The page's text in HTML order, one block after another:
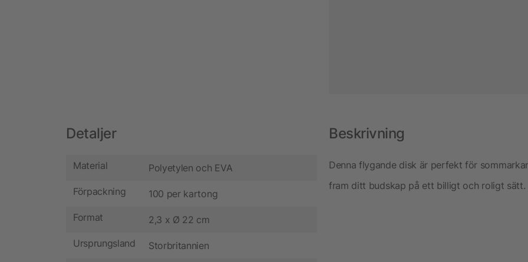
Detaljer
Material Polyetylen och EVA
Förpackning 100 per kartong
Format 2,3 x Ø 22 cm
Ursprungsland Storbritannien
Beskrivning
Denna flygande disk är perfekt för
fram ditt budskap på ett billigt och roligt sätt.